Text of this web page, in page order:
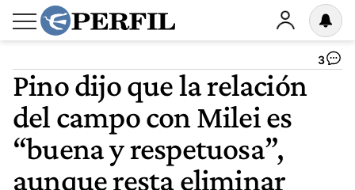
3
Pino dijo que la relación
del campo con Milei es
“buena y respetuosa”,
aunque resta eliminar